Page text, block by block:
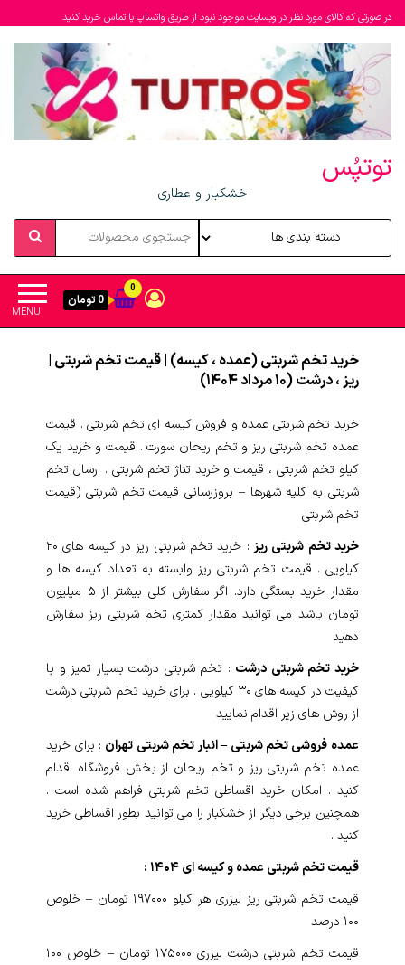
در صورتی که کالای مورد نظر در وبسایت موجود نبود از طریق واتساپ یا تماس خرید کنید
توتپُس
خشکبار و عطاری
MENU
0
0 تومان
خرید تخم شربتی (عمده ، کیسه) | قیمت تخم شربتی |
ریز ، درشت (۱۰ مرداد ۱۴۰۴)
خرید تخم شربتی عمده و فروش کیسه ای تخم شربتی . قیمت
عمده تخم شربتی ریز و تخم ریحان سورت . قیمت و خرید یک
کیلو تخم شربتی ، قیمت و خرید تناژ تخم شربتی . ارسال تخم
شربتی به کلیه شهرها – بروزرسانی قیمت تخم شربتی (قیمت
تخم شربتی
خرید تخم شربتی ریز
: خرید تخم شربتی ریز در کیسه های ۲۰
کیلویی . قیمت تخم شربتی ریز وابسته به تعداد کیسه ها و
مقدار خرید بستگی دارد. اگر سفارش کلی بیشتر از ۵ میلیون
تومان باشد می توانید مقدار کمتری تخم شربتی ریز سفارش
دهید
خرید تخم شربتی درشت : تخم شربتی درشت بسیار تمیز و با
کیفیت در کیسه های ۳۰ کیلو‌یی . برای خرید تخم شربتی درشت
از روش های زیر اقدام نمایید
عمده فروشی تخم شربتی – انبار تخم شربتی تهران : برای خرید
عمده تخم شربتی ریز و تخم ریحان از بخش فروشگاه اقدام
کنید . امکان خرید اقساطی تخم شربتی فراهم شده است .
همچنین برخی دیگر از خشکبار را می توانید بطور اقساطی خرید
کنید .
قیمت تخم شربتی عمده و کیسه ای ۱۴۰۴ :
قیمت تخم شربتی ریز لیزری هر کیلو ۱۹۷۰۰۰ تومان – خلوص
۱۰۰ درصد
قیمت تخم شربتی درشت لیزری ۱۷۵۰۰۰ تومان – خلوص ۱۰۰